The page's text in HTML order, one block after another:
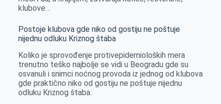
klubove…
Postoje klubova gde niko od gostiju ne poštuje
nijednu odluku Kriznog štaba
Koliko je sprovođenje protivepidemioloških mera
trenutno teško najbolje se vidi u Beogradu gde su
osvanuli i snimci noćnog provoda iz jednog od klubova
gde praktično niko od gostiju ne poštuje nijednu
odluku Kriznog štaba.